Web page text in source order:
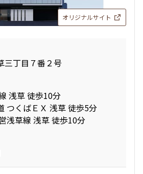
お問合せ
月 無
33.02㎡
オリジナルサイト
三丁目７番２号
浅草 徒歩10分
つくばＥＸ 浅草 徒歩5分
浅草線 浅草 徒歩10分